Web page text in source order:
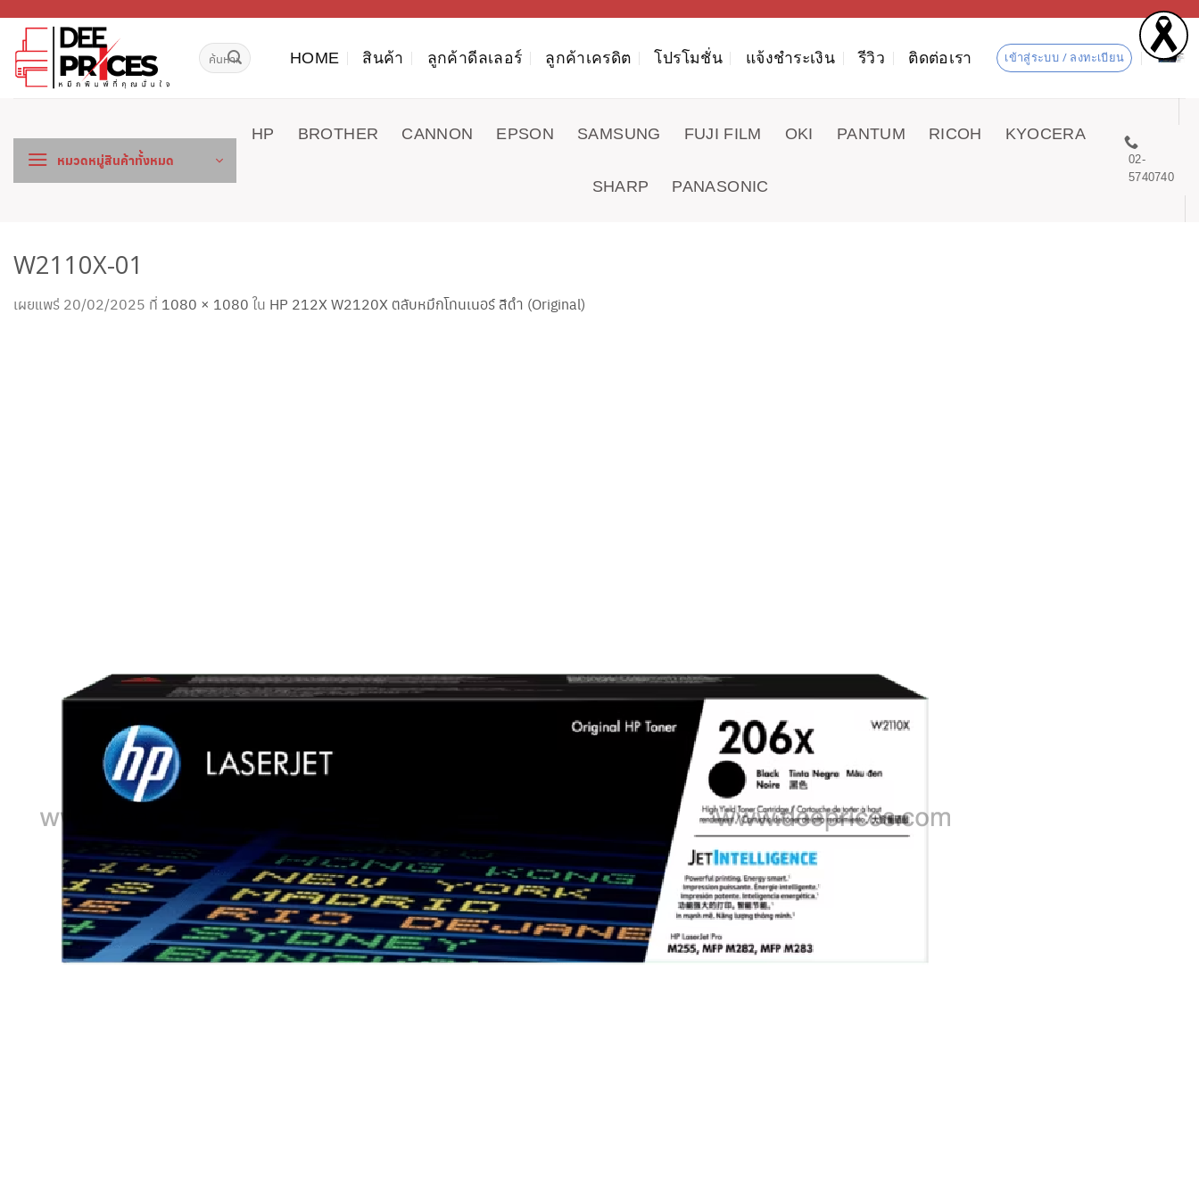
เนื้อหา
ค้นหา: HOME สินค้า ลูกค้าดีลเลอร์ ลูกค้าเครดิต โปรโมชั่น แจ้งชำระเงิน รีวิว ติดต่อเรา เข้าสู่ระบบ / ลงทะเบียน
หมวดหมู่สินค้าทั้งหมด
HP BROTHER CANNON EPSON SAMSUNG FUJI FILM OKI PANTUM RICOH KYOCERA
SHARP PANASONIC
02-
5740740
W2110X-01
เผยแพร่ 20/02/2025 ที่ 1080 × 1080 ใน HP 212X W2120X ตลับหมึกโทนเนอร์ สีดำ (Original)